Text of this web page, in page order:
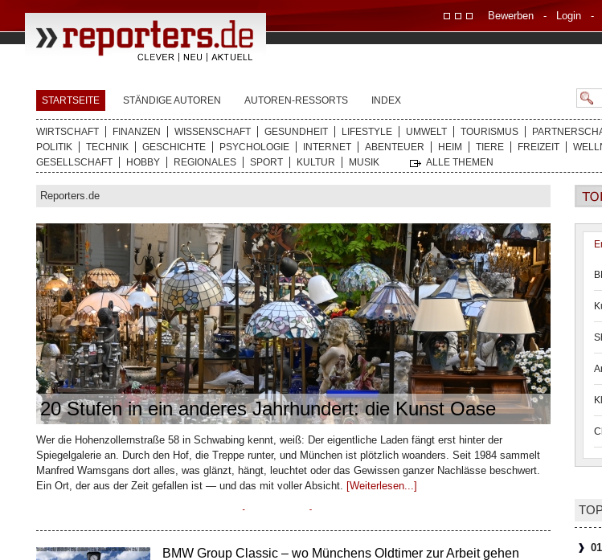
Bewerben- Login-
STARTSEITE STÄNDIGE AUTOREN AUTOREN-RESSORTS INDEX
WIRTSCHAFT FINANZEN WISSENSCHAFT GESUNDHEIT LIFESTYLE UMWELT TOURISMUS
POLITIK
TECHNIK GESCHICHTE PSYCHOLOGIE INTERNET ABENTEUER HEIM TIERE FREIZEIT
GESELLSCHAFT
HOBBY REGIONALES SPORT KULTUR MUSIK ALLE THEMEN
Reporters.de
20 Stufen in ein anderes Jahrhundert: die Kunst Oase
Wer die Hohenzollernstraße 58 in Schwabing kennt, weiß: Der eigentliche Laden fängt erst hinter der
Spiegelgalerie an. Durch den Hof, die Treppe runter, und München ist plötzlich woanders. Seit 1984 sammelt
Manfred Wamsgans dort alles, was glänzt, hängt, leuchtet oder das Gewissen ganzer Nachlässe beschwert.
Ein Ort, der aus der Zeit gefallen ist — und das mit voller Absicht. [Weiterlesen...]
Wie ein Kaffeehändler Bremen sein teuerstes Gesamtkunstwerk
Bremen [SiSt24] Mitten in der Bremer Altstadt liegt eine Gasse, die kaum 100
Meter lang ist und trotzdem eine ganze Geschichte erzählt: die Böttcherstraße. Der
Kaffeekaufmann[Weiterlesen...]
BMW Group Classic – wo Münchens Oldtimer zur Arbeit gehen
München [SiSt24] Hinter dem denkmalgeschützten Torbogen mit dem Schriftzug